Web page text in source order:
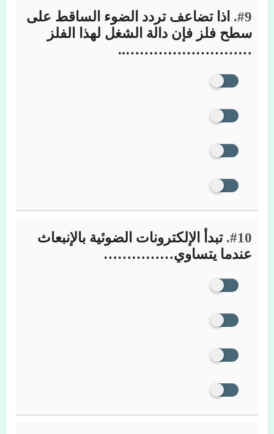
#9.
اذا تضاعف تردد الضوء الساقط على
سطح فلز فإن دالة الشغل لهذا الفلز
………………………..
#10. تبدأ الإلكترونات الضوئية بالإنبعاث
عندما يتساوي……………